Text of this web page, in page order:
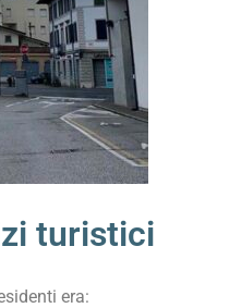
turistici
era: